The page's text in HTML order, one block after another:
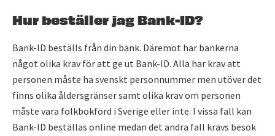
Hur beställer jag Bank-ID?
Bank-ID beställs från din bank. Däremot har bankerna
något olika krav för att ge ut Bank-ID. Alla har krav att
personen måste ha svenskt personnummer men utöver det
finns olika åldersgränser samt olika krav om personen
måste vara folkbokförd i Sverige eller inte. I vissa fall kan
Bank-ID beställas online medan det andra fall krävs besök